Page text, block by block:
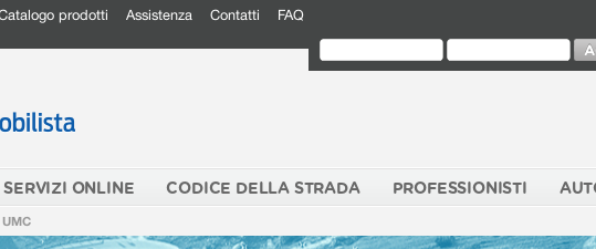
prodotti Assistenza Contatti FAQ
SERVIZI ONLINE CODICE DELLA STRADA PROFESSIONISTI